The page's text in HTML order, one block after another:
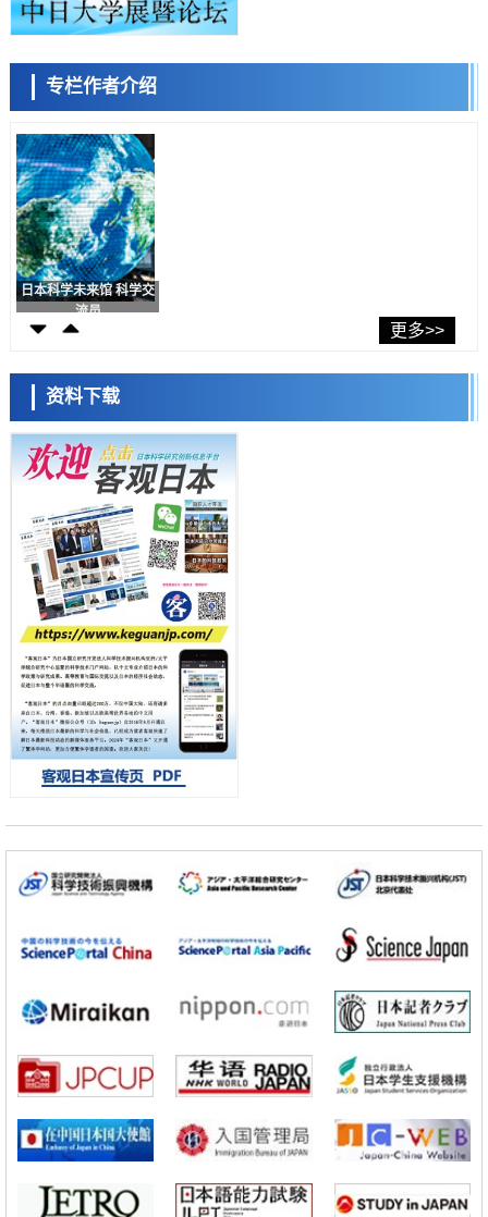
科学研究
东京都健康长寿医疗中心跨器官揭示衰老过程中的糖链变化
科学研究
产总研无需石油利用松脂制备石墨前驱体，可作为电池电极材料
科学研究
东京大学和海上保安厅等发现南海海槽沿线板块边界锁定状态存在区域
差异
政策
日本第2次医疗研究开发调整费，根据一线实际情况和需求分配99.3亿
日元
科学研究
千叶大学鉴定出导致难治性疾病“肺高血压症”恶化的蛋白质“MYL9/12”，
会引发血管结构恶化
科学研究
京都大学高效生成光的构成单元“光子”，可应用于量子计算机
用数理模型诠释慢性荨麻疹的发病机理，借助数学的力量实现个体化最
佳治疗
科学研究
【JST事业成果】发现室温下工作的交替磁体
科学研究
夜景也能清晰呈现在纸上——日本“铁路摄影迷”教授研发新技术
科学研究
【JST事业成果】开发低成本与低功耗的新型AI处理器
政策
日本科研费增设国际共同研究强化新类别，促进青年研究人员赴海外开
展研究
经济・社会
铁道综研新任理事长芦谷公稔：依托超导和防灾等核心优势服务社会
科学研究
东京大学通过叶绿体基因组编辑技术强化碳固定酶，成功提高光合作用
能力与生产力
科学研究
科学研究
政策
展研究
经济・社会
铁道综研新任理事长芦谷公稔：依托超导和防灾等核心优势服务社会
科学研究
东京大学通过叶绿体基因组编辑技术强化碳固定酶，成功提高光合作用
科学研究
藤田医科大学等成功鉴定出非结核分枝杆菌生存的必需基因，首次揭示
专栏作者介绍
容江 余锦泽
日本科学未来馆 科学交
流员
更多>>
资料下载